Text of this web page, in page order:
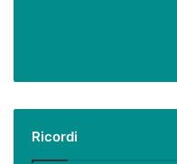
Ricordi